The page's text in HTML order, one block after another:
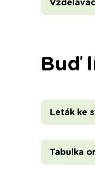
Buď
Leták ke
Tabulka